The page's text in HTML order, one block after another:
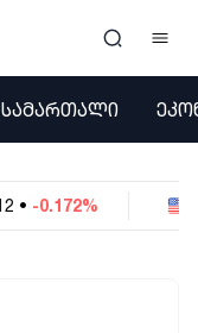
ᲡᲐᲛᲐᲠᲗᲐᲚᲘ
USD -